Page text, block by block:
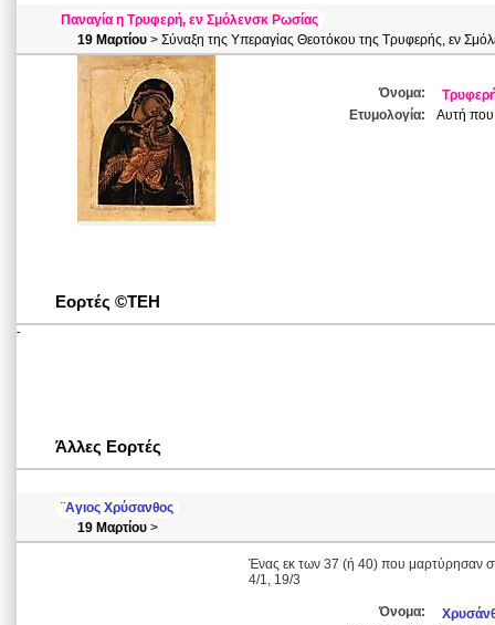
Παναγία η Τρυφερή, εν Σμόλενσκ Ρωσίας
19 Μαρτίου > Σύναξη της Υπεραγίας Θεοτόκου της Τρυφερής, εν
Όνομα:
Ετυμολογία:
Αυτή που
Εορτές ©ΤΕΗ
-
Άλλες Εορτές
¨Αγιος Χρύσανθος
19 Μαρτίου >
Ένας εκ των 37 (ή 40) που μαρτύρησαν
4/1, 19/3
Όνομα: